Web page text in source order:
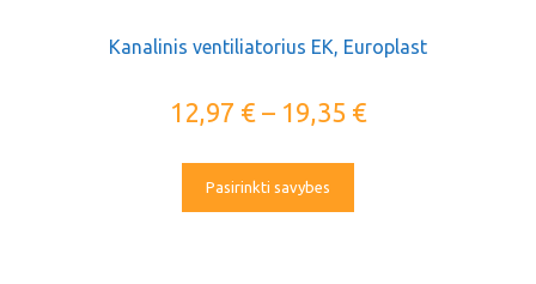
Kanalinis ventiliatorius EK, Europlast
12,97 €– 19,35 €
Pasirinkti savybes